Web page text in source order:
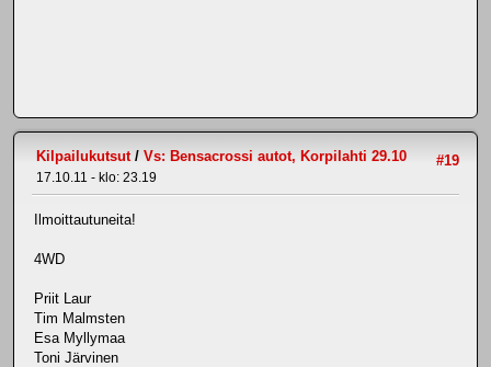
#19
Kilpailukutsut/ Vs: Bensacrossi autot, Korpilahti 29.10
17.10.11 - klo: 23.19
Ilmoittautuneita!
4WD
Priit Laur
Tim Malmsten
Esa Myllymaa
Toni Järvinen